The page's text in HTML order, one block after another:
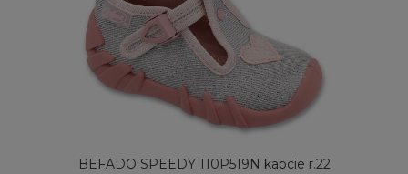
BEFADO SPEEDY 110P519N kapcie r.22